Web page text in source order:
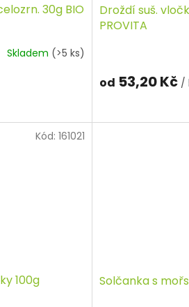
30g BIO
Skladem (>5 ks)
Droždí suš.
PROVITA
od 53,20 Kč /
100g
Kód: 161021
Solčanka s